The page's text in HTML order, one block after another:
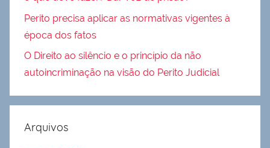
Perito precisa aplicar as normativas vigentes à
época dos fatos
O Direito ao silêncio e o princípio da não
autoincriminação na visão do Perito Judicial
Arquivos